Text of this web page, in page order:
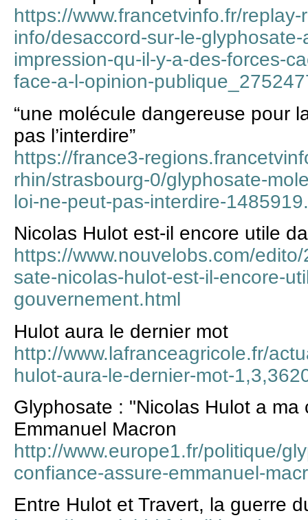
https://www.francetvinfo.fr/
info/desaccord-sur-le-
impression-qu-il-y-a-des-forces-
face-a-l-opinion-
“une molécule dangereuse pour
pas l’interdire”
https://france3-
rhin/strasbourg-0/glyphosate-
loi-ne-peut-pas-interdire-
Nicolas Hulot est-il encore utile
https://www.nouvelobs.com/
sate-nicolas-hulot-est-il-encore-
gouvernement.html
Hulot aura le dernier mot
http://www.lafranceagricole.fr/
hulot-aura-le-dernier-mot-
Glyphosate : "Nicolas Hulot a ma
Emmanuel Macron
http://www.europe1.fr/politique/
confiance-assure-emmanuel-
Entre Hulot et Travert, la guerre